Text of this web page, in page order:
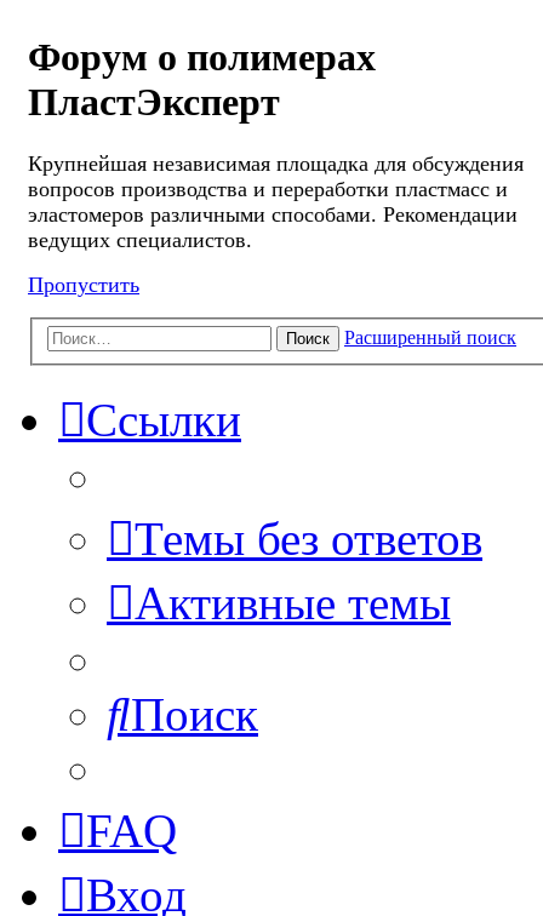
Форум о полимерах
ПластЭксперт
Крупнейшая независимая площадка для обсуждения
вопросов производства и переработки пластмасс и
эластомеров различными способами. Рекомендации
ведущих специалистов.
Пропустить
Поиск Расширенный поиск
Ссылки
Темы без ответов
Активные темы
Поиск
FAQ
Вход